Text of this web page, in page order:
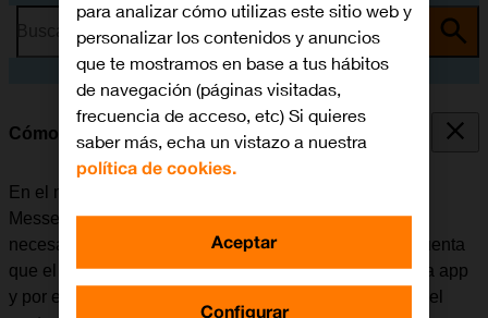
Busca por problema o tema
Cómo utilizar Facebook Messenger
En el móvil se puede utilizar la aplicación Facebook
Messenger. Antes de utilizar Facebook Messenger, es
necesario
configurar el móvil para internet
. Tener en cuenta
que el desarrollador de aplicaciones va actualizando la app
y por eso puede ser que no coincida exactamente con el
para analizar cómo utilizas este sitio web y
personalizar los contenidos y anuncios
que te mostramos en base a tus hábitos
de navegación (páginas visitadas,
frecuencia de acceso, etc) Si quieres
saber más, echa un vistazo a nuestra
política de cookies.
Configurar
Aceptar